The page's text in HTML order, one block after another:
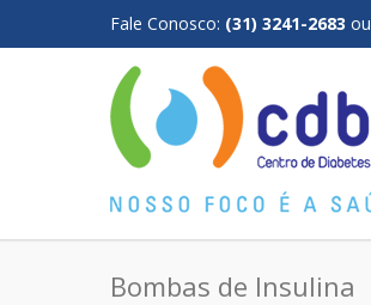
Fale Conosco: (31) 3241-2683 ou
Bombas de Insulina